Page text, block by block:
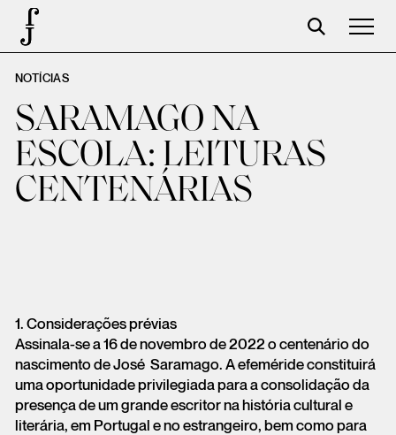
José Saramago
Programación
La Fundación
Aparceros
Acceso
NOTÍCIAS
SARAMAGO NA
ESCOLA: LEITURAS
CENTENÁRIAS
1. Considerações prévias
Assinala-se a 16 de novembro de 2022 o centenário do
nascimento de José Saramago. A efeméride constituirá
uma oportunidade privilegiada para a consolidação da
presença de um grande escritor na história cultural e
literária, em Portugal e no estrangeiro, bem como para